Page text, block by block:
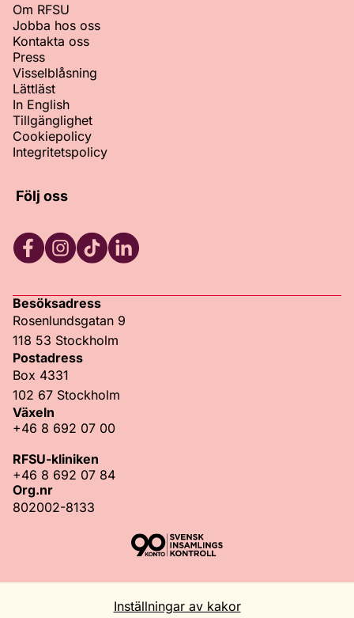
Om RFSU
Jobba hos oss
Kontakta oss
Press
Visselblåsning
Lättläst
In English
Tillgänglighet
Cookiepolicy
Integritetspolicy
Följ oss
Besöksadress
Rosenlundsgatan 9
118 53 Stockholm
Postadress
Box 4331
102 67 Stockholm
Växeln
+46 8 692 07 00
RFSU-kliniken
+46 8 692 07 84
Org.nr
802002-8133
Inställningar av kakor